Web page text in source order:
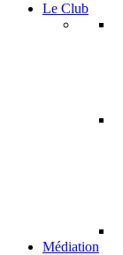
Le Club
Médiation